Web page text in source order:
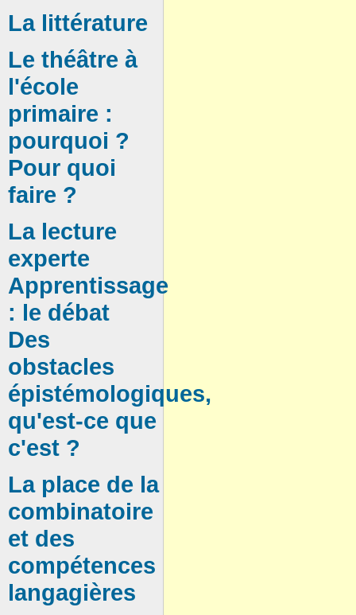
La littérature
Le théâtre à
l'école
primaire :
pourquoi ?
Pour quoi
faire ?
La lecture
experte
Apprentissage
: le débat
Des
obstacles
épistémologiques,
qu'est-ce que
c'est ?
La place de la
combinatoire
et des
compétences
langagières